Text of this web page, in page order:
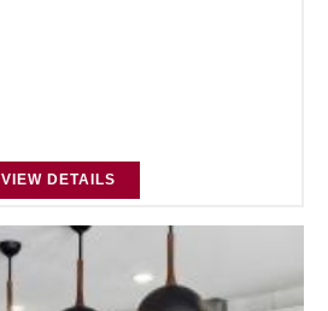
VIEW DETAILS